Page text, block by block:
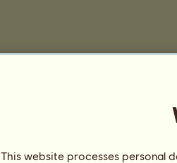
This website processes personal